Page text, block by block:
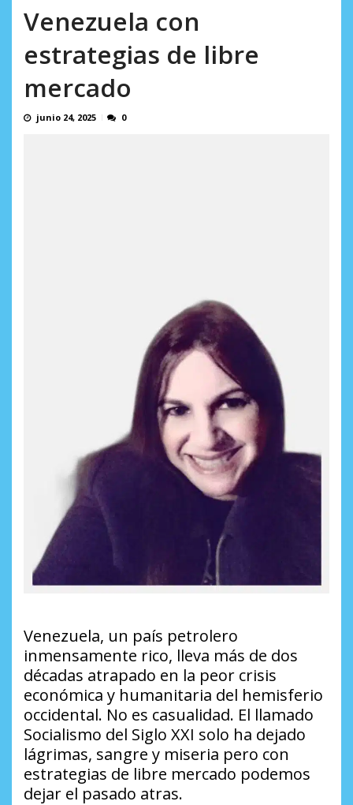
AGOSTO 6, 2026
Venezuela con
estrategias de libre
mercado
junio 24, 2025 0
Venezuela, un país petrolero
inmensamente rico, lleva más de dos
décadas atrapado en la peor crisis
económica y humanitaria del hemisferio
occidental. No es casualidad. El llamado
Socialismo del Siglo XXI solo ha dejado
lágrimas, sangre y miseria pero con
estrategias de libre mercado podemos
dejar el pasado atras.